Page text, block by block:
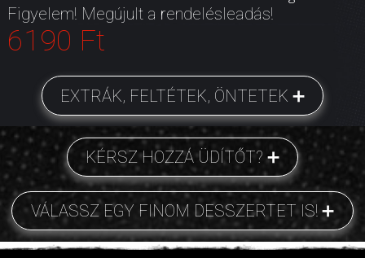
Figyelem! Megújult a rendelésleadás!
6190 Ft
EXTRÁK, FELTÉTEK, ÖNTETEK
KÉRSZ HOZZÁ ÜDÍTŐT?
VÁLASSZ EGY FINOM DESSZERTET IS!